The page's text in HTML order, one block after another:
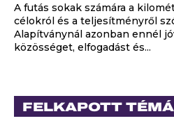
A futás sokak számára a
célokról és a teljesítményről
Alapítványnál azonban ennél
közösséget, elfogadást és...
FELKAPOTT